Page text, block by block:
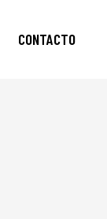
CONTACTO